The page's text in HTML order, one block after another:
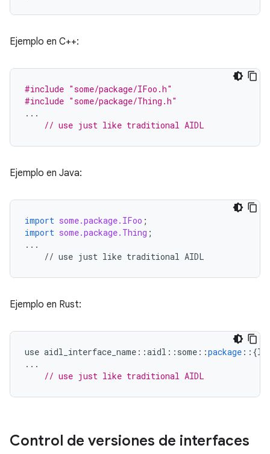
Ejemplo en C++:
#include "some/package/IFoo.h"
#include "some/package/Thing.h"
...
// use just like traditional AIDL
Ejemplo en Java:
import some.package.IFoo ;
import some.package.Thing ;
...
// use just like traditional AIDL
Ejemplo en Rust:
use aidl_interface_name ::aidl :: some ::package :: {
...
// use just like traditional AIDL
Control de versiones de interfaces